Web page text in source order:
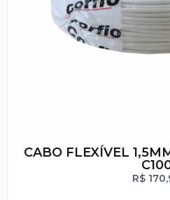
CABO FLEXÍVEL
R$